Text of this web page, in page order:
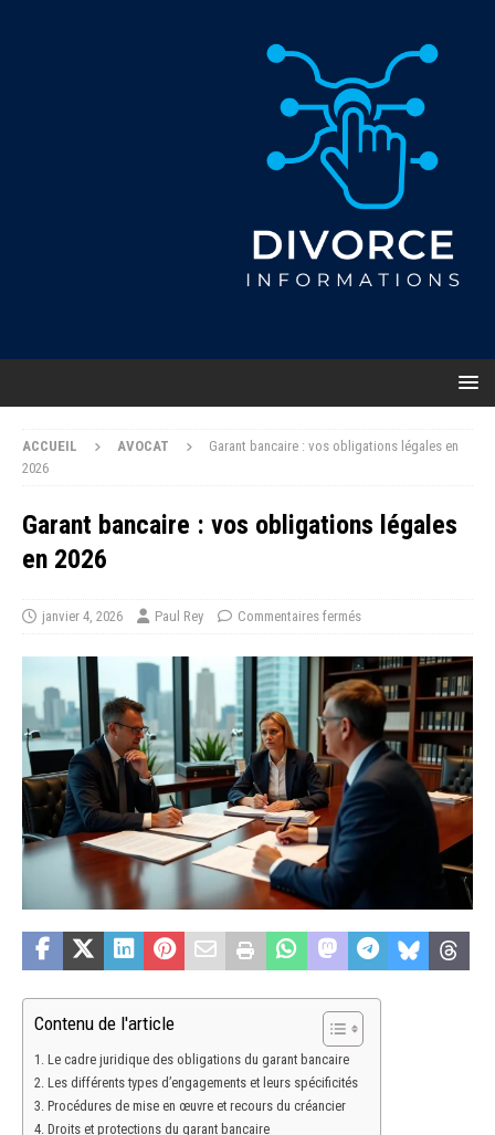
ACCUEIL AVOCAT
Garant bancaire : vos obligations légales en
2026
Garant bancaire : vos obligations légales
en 2026
janvier 4, 2026 Paul Rey Commentaires fermés
Contenu de l'article
Le cadre juridique des obligations du garant bancaire
Les différents types d’engagements et leurs spécificités
Procédures de mise en œuvre et recours du créancier
Droits et protections du garant bancaire